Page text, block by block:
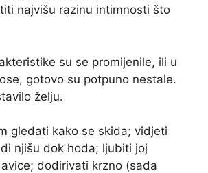
najvišu razinu intimnosti što
su se promijenile, ili u
gotovo su potpuno nestale.
želju.
gledati kako se skida; vidjeti
njišu dok hoda; ljubiti joj
dodirivati ​​krzno (sada